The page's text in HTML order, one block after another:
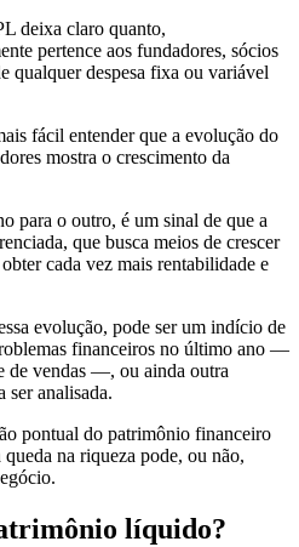
deixa claro quanto,
pertence aos fundadores, sócios
qualquer despesa fixa ou variável
fácil entender que a evolução do
mostra o crescimento da
para o outro, é um sinal de que a
que busca meios de crescer
cada vez mais rentabilidade e
evolução, pode ser um indício de
financeiros no último ano —
de vendas —, ou ainda outra
ser analisada.
pontual do patrimônio financeiro
na riqueza pode, ou não,
líquido?